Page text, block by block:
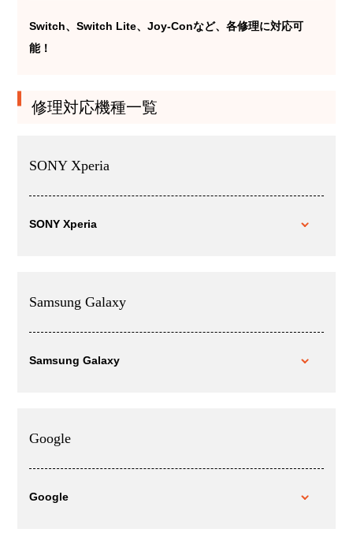
Switch、Switch Lite、Joy-Conなど、各修理に対応可
能！
修理対応機種一覧
SONY Xperia
SONY Xperia
Samsung Galaxy
Samsung Galaxy
Google
Google